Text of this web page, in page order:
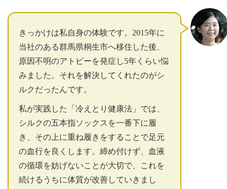
きっかけは私自身の体験です。2015年に
当社のある群馬県桐生市へ移住した後、
原因不明のアトピーを発症し5年くらい悩
みました。それを解決してくれたのがシ
ルクだったんです。
私が実践した「冷えとり健康法」では、
シルクの五本指ソックスを一番下に履
き、その上に重ね履きをすることで足元
の血行を良くします。締め付けず、血液
の循環を妨げないことが大切で、これを
続けるうちに体質が改善していきまし